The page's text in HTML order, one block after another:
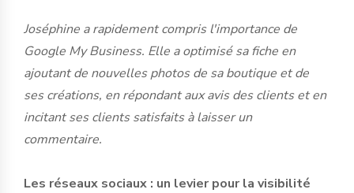
Joséphine a rapidement compris l'importance de
Google My Business. Elle a optimisé sa fiche en
ajoutant de nouvelles photos de sa boutique et de
ses créations, en répondant aux avis des clients et en
incitant ses clients satisfaits à laisser un
commentaire.
Les réseaux sociaux : un levier pour la visibilité